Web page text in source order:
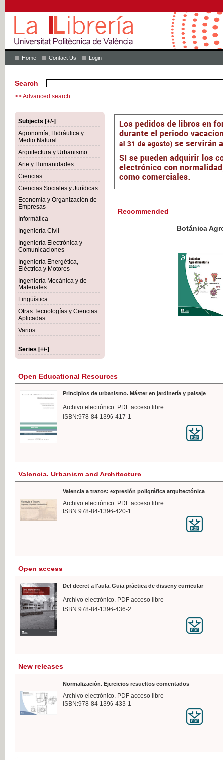
Home Contact Us Login
Search
>> Advanced search
Subjects [+/-]
Agronomía, Hidráulica y
Medio Natural
Arquitectura y Urbanismo
Arte y Humanidades
Ciencias
Ciencias Sociales y Jurídicas
Economía y Organización de
Empresas
Informática
Ingeniería Civil
Ingeniería Electrónica y
Comunicaciones
Ingeniería Energética,
Eléctrica y Motores
Ingeniería Mecánica y de
Materiales
Lingüística
Otras Tecnologías y Ciencias
Aplicadas
Varios
Series [+/-]
Recommended
Botánica Agroalimentaria
VAT
Open Educational Resources
Principios de urbanismo. Máster en jardinería y paisaje
Archivo electrónico. PDF acceso libre
ISBN:978-84-1396-417-1
Valencia. Urbanism and Architecture
Valencia a trazos: expresión poligráfica arquitectónica
Archivo electrónico. PDF acceso libre
ISBN:978-84-1396-420-1
Open access
Del decret a l'aula. Guia práctica de disseny curricular
Archivo electrónico. PDF acceso libre
ISBN:978-84-1396-436-2
New releases
Normalización. Ejercicios resueltos comentados
Archivo electrónico. PDF acceso libre
ISBN:978-84-1396-433-1